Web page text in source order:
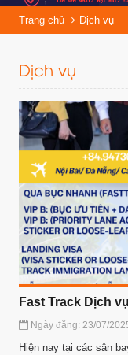
Trang chủ Dịch vụ
Dịch vụ
Fast Track Dịch
Ngày đăng: 23/07/
Hiện nay tại các sân